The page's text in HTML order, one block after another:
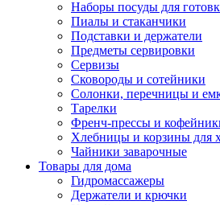
Наборы посуды для
Пиалы и стаканчики
Подставки и держатели
Предметы сервировки
Сервизы
Сковороды и сотейники
Солонки, перечницы и
Тарелки
Френч-прессы и
Хлебницы и корзины для
Чайники заварочные
Товары для дома
Гидромассажеры
Держатели и крючки